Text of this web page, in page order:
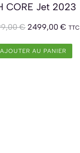
CORE Jet 2023
€ 2499,00€ TTC
AJOUTER AU PANIER